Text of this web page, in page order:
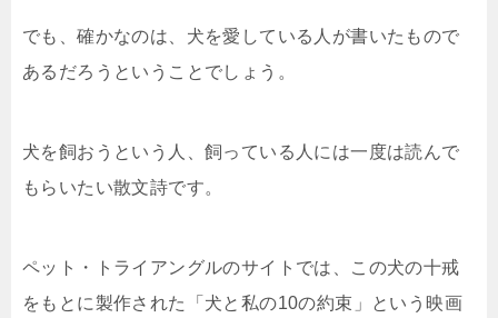
でも、確かなのは、犬を愛している人が書いたもので
あるだろうということでしょう。
犬を飼おうという人、飼っている人には一度は読んで
もらいたい散文詩です。
ペット・トライアングルのサイトでは、この犬の十戒
をもとに製作された「犬と私の10の約束」という映画